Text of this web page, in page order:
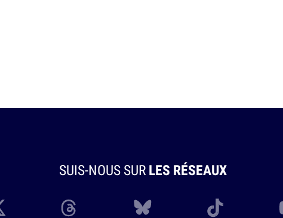
SUIS-NOUS SURLES RÉSEAUX